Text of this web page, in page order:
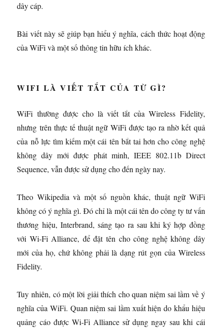
dây cáp.
Bài viết này sẽ giúp bạn hiểu ý nghĩa, cách thức hoạt động
của WiFi và một số thông tin hữu ích khác.
WIFI LÀ VIẾT TẮT CỦA TỪ GÌ?
WiFi thường được cho là viết tắt của Wireless Fidelity,
nhưng trên thực tế thuật ngữ WiFi được tạo ra nhờ kết quả
của nỗ lực tìm kiếm một cái tên bắt tai hơn cho công nghệ
không dây mới được phát minh, IEEE 802.11b Direct
Sequence, vẫn được sử dụng cho đến ngày nay.
Theo Wikipedia và một số nguồn khác, thuật ngữ WiFi
không có ý nghĩa gì. Đó chỉ là một cái tên do công ty tư vấn
thương hiệu, Interbrand, sáng tạo ra sau khi ký hợp đồng
với Wi-Fi Alliance, để đặt tên cho công nghệ không dây
mới của họ, chứ không phải là dạng rút gọn của Wireless
Fidelity.
Tuy nhiên, có một lời giải thích cho quan niệm sai lầm về ý
nghĩa của WiFi. Quan niệm sai lầm xuất hiện do khẩu hiệu
quảng cáo được Wi-Fi Alliance sử dụng ngay sau khi cái